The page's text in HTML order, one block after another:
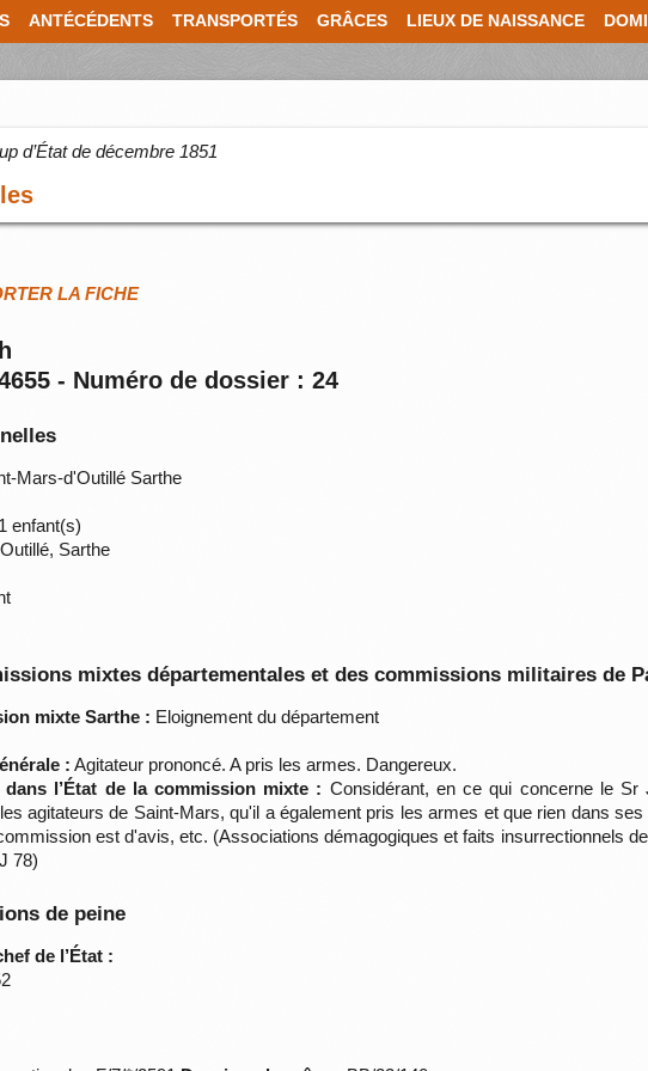
ANTÉCÉDENTS TRANSPORTÉS GRÂCES LIEUX DE NAISSANCE
d’État de décembre 1851
LA FICHE
- Numéro de dossier : 24
Mars-d'Outillé Sarthe
enfant(s)
Sarthe
mixtes départementales et des commissions militaires de
mixte Sarthe : Eloignement du département
: Agitateur prononcé. A pris les armes. Dangereux.
l’État de la commission mixte : Considérant, en ce qui concerne le Sr
agitateurs de Saint-Mars, qu'il a également pris les armes et que rien dans
est d'avis, etc. (Associations démagogiques et faits insurrectionnels
78)
de peine
de l’État :